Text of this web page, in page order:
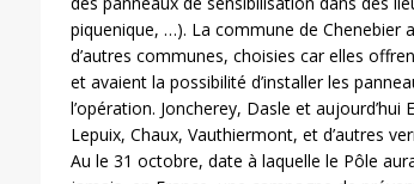
piquenique, …). La commune de Chenebier
d’autres communes, choisies car elles
et avaient la possibilité d’installer les
l’opération. Joncherey, Dasle et
Lepuix, Chaux, Vauthiermont, et d’autres
Au le 31 octobre, date à laquelle le Pôle